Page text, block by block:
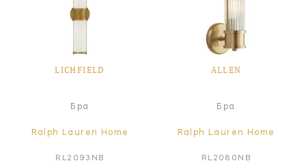
LICHFIELD
Бра
Ralph Lauren Home
RL2093NB
ALLEN
Бра
Ralph Lauren Home
RL2080NB